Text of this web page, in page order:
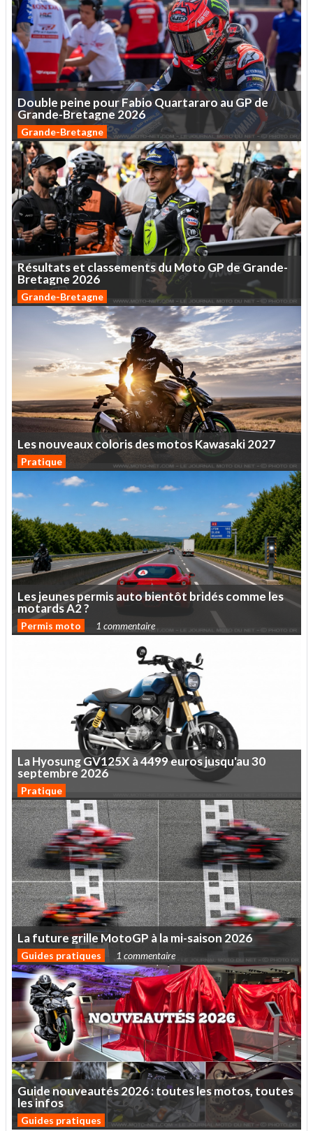
Double peine pourFabioQuartararo au GPde
Grande-Bretagne 2026
Grande-Bretagne
Résultatset classementsdu MotoGP de Grande-
Bretagne 2026
Grande-Bretagne
LesnouveauxcolorisdesmotosKawasaki2027
Pratique
Lesjeunespermisautobientôt bridéscommeles
motardsA2?
Permis moto 1 commentaire
LaHyosungGV125X à4499eurosjusqu'au30
septembre 2026
Pratique
Lafuturegrille MotoGP àlami-saison 2026
Guides pratiques 1 commentaire
Guidenouveautés2026:touteslesmotos,toutes
lesinfos
Guides pratiques